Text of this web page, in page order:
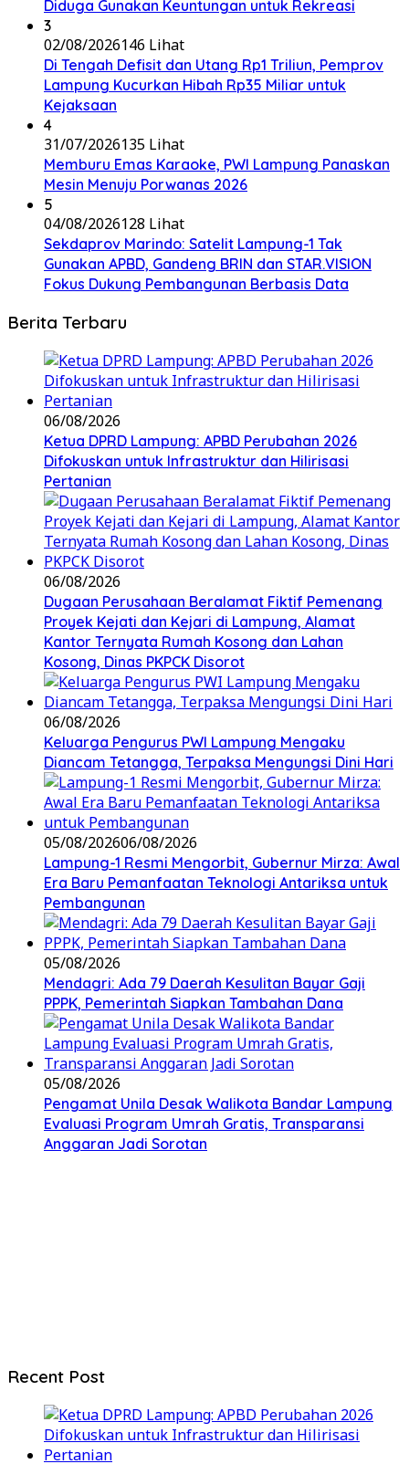
Diduga Gunakan Keuntungan untuk Rekreasi
3
02/08/2026146 Lihat
Di Tengah Defisit dan Utang Rp1 Triliun, Pemprov
Lampung Kucurkan Hibah Rp35 Miliar untuk
Kejaksaan
4
31/07/2026135 Lihat
Memburu Emas Karaoke, PWI Lampung Panaskan
Mesin Menuju Porwanas 2026
5
04/08/2026128 Lihat
Sekdaprov Marindo: Satelit Lampung-1 Tak
Gunakan APBD, Gandeng BRIN dan STAR.VISION
Fokus Dukung Pembangunan Berbasis Data
Berita Terbaru
06/08/2026
Ketua DPRD Lampung: APBD Perubahan 2026
Difokuskan untuk Infrastruktur dan Hilirisasi
Pertanian
06/08/2026
Dugaan Perusahaan Beralamat Fiktif Pemenang
Proyek Kejati dan Kejari di Lampung, Alamat
Kantor Ternyata Rumah Kosong dan Lahan
Kosong, Dinas PKPCK Disorot
06/08/2026
Keluarga Pengurus PWI Lampung Mengaku
Diancam Tetangga, Terpaksa Mengungsi Dini Hari
05/08/202606/08/2026
Lampung-1 Resmi Mengorbit, Gubernur Mirza: Awal
Era Baru Pemanfaatan Teknologi Antariksa untuk
Pembangunan
05/08/2026
Mendagri: Ada 79 Daerah Kesulitan Bayar Gaji
PPPK, Pemerintah Siapkan Tambahan Dana
05/08/2026
Pengamat Unila Desak Walikota Bandar Lampung
Evaluasi Program Umrah Gratis, Transparansi
Anggaran Jadi Sorotan
Recent Post